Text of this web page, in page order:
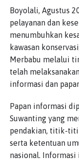
Boyolali, Agustus
pelayanan dan
menumbuhkan
kawasan
Merbabu melalui
telah
informasi dan
Papan informasi
Suwanting yang
pendakian, titik-
serta ketentuan
nasional.